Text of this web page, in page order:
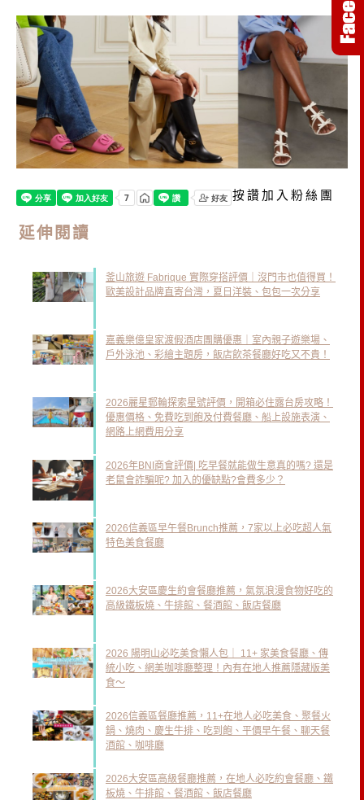
按讚加入粉絲團
延伸閱讀
釜山旅遊 Fabrique 實際穿搭評價｜沒門市也值得買！
歐美設計品牌直寄台灣，夏日洋裝、包包一次分享
嘉義樂億皇家渡假酒店團購優惠｜室內親子遊樂場、
戶外泳池、彩繪主題房，飯店飲茶餐廳好吃又不貴！
2026麗星郵輪探索星號評價，開箱必住露台房攻略！
優惠價格、免費吃到飽及付費餐廳、船上設施表演、
網路上網費用分享
2026年BNI商會評價| 吃早餐就能做生意真的嗎? 還是
老鼠會詐騙呢? 加入的優缺點?會費多少？
2026信義區早午餐Brunch推薦，7家以上必吃超人氣
特色美食餐廳
2026大安區慶生約會餐廳推薦，氣氛浪漫食物好吃的
高級鐵板燒、牛排館、餐酒館、飯店餐廳
2026 陽明山必吃美食懶人包｜ 11+ 家美食餐廳、傳
統小吃、網美咖啡廳整理！內有在地人推薦隱藏版美
食～
2026信義區餐廳推薦，11+在地人必吃美食、聚餐火
鍋、燒肉、慶生牛排、吃到飽、平價早午餐、聊天餐
酒館、咖啡廳
2026大安區高級餐廳推薦，在地人必吃約會餐廳、鐵
板燒、牛排館、餐酒館、飯店餐廳